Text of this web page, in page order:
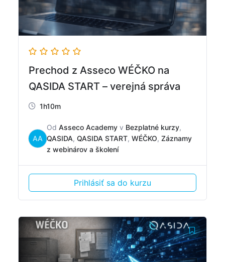
Prechod z Asseco WÉČKO na
QASIDA START – verejná správa
1h10m
AA
Od Asseco Academy v Bezplatné kurzy,
QASIDA, QASIDA START, WÉČKO, Záznamy
z webinárov a školení
Prihlásiť sa do kurzu